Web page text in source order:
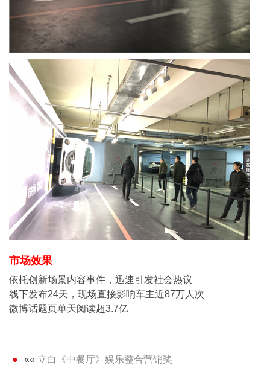
市场效果
依托创新场景内容事件，迅速引发社会热议
线下发布24天，现场直接影响车主近87万人次
微博话题页单天阅读超3.7亿
«« 立白《中餐厅》娱乐整合营销奖